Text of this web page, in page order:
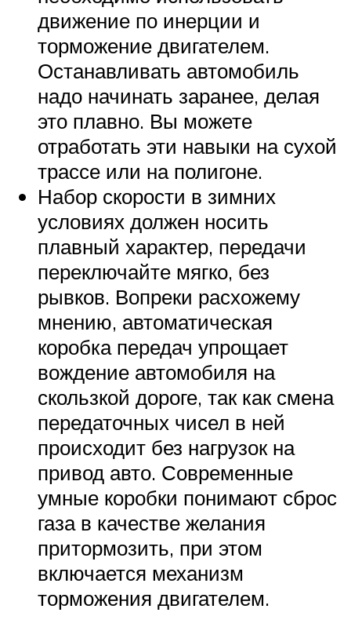
движение по инерции и
торможение двигателем.
Останавливать автомобиль
надо начинать заранее, делая
это плавно. Вы можете
отработать эти навыки на сухой
трассе или на полигоне.
Набор скорости в зимних
условиях должен носить
плавный характер, передачи
переключайте мягко, без
рывков. Вопреки расхожему
мнению, автоматическая
коробка передач упрощает
вождение автомобиля на
скользкой дороге, так как смена
передаточных чисел в ней
происходит без нагрузок на
привод авто. Современные
умные коробки понимают сброс
газа в качестве желания
притормозить, при этом
включается механизм
торможения двигателем.